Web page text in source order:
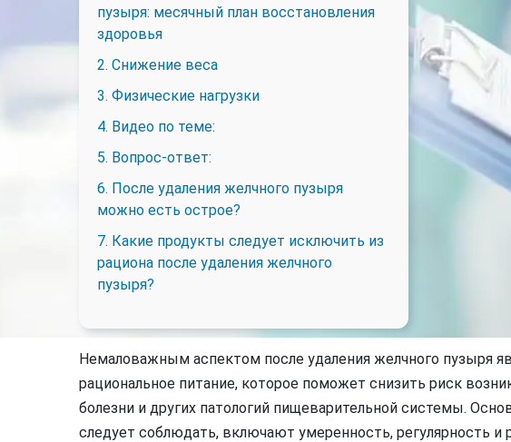
пузыря: месячный план восстановления
здоровья
2. Снижение веса
3. Физические нагрузки
4. Видео по теме:
5. Вопрос-ответ:
6. После удаления желчного пузыря
можно есть острое?
7. Какие продукты следует исключить из
рациона после удаления желчного
пузыря?
Немаловажным аспектом после удаления желчного пузыря
рациональное питание, которое поможет снизить риск
болезни и других патологий пищеварительной системы.
следует соблюдать, включают умеренность, регулярность и